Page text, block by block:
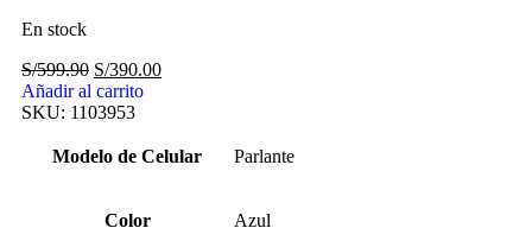
En stock
S/599.90 S/390.00
Añadir al carrito
SKU: 1103953
Modelo de Celular Parlante
Color Azul